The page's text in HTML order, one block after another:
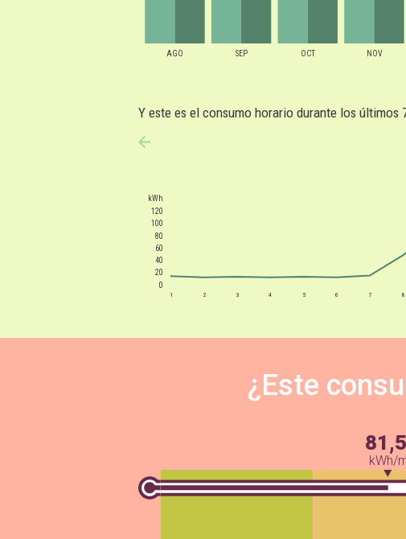
AGO SEP OCT NOV
Y este es el consumo horario durante los últimos
1 2 3 4 5 6 7 8
0
20
40
60
80
100
120
kWh
¿Este
kWh/